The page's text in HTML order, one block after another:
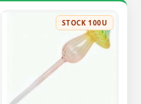
STOCK 100U